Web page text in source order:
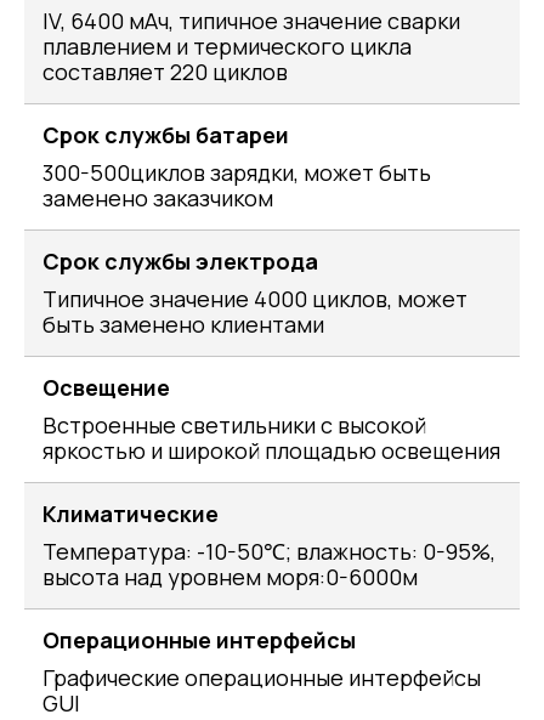
IV, 6400 мАч, типичное значение сварки
плавлением и термического цикла
составляет 220 циклов
Срок службы батареи
300-500циклов зарядки, может быть
заменено заказчиком
Срок службы электрода
Типичное значение 4000 циклов, может
быть заменено клиентами
Освещение
Встроенные светильники с высокой
яркостью и широкой площадью освещения
Климатические
Температура: -10-50℃; влажность: 0-95%,
высота над уровнем моря:0-6000м
Операционные интерфейсы
Графические операционные интерфейсы
GUI